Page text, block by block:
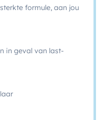
formule, aan jou
in geval van last-